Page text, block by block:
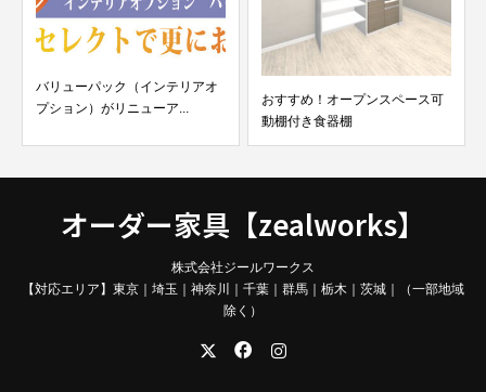
バリューパック（インテリアオ
プション）がリニューア...
おすすめ！オープンスペース可
動棚付き食器棚
オーダー家具【zealworks】
株式会社ジールワークス
【対応エリア】東京｜埼玉｜神奈川｜千葉｜群馬｜栃木｜茨城｜（一部地域
除く）